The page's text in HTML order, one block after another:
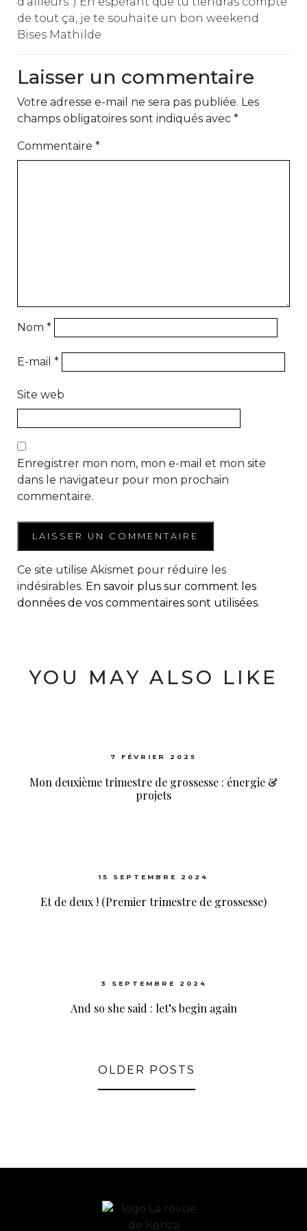
de tout ça, je te souhaite un bon weekend
Bises Mathilde
Laisser un commentaire
Votre adresse e-mail ne sera pas publiée. Les
champs obligatoires sont indiqués avec *
Commentaire *
Nom *
E-mail *
Site web
Enregistrer mon nom, mon e-mail et mon site
dans le navigateur pour mon prochain
commentaire.
Ce site utilise Akismet pour réduire les
indésirables. En savoir plus sur comment les
données de vos commentaires sont utilisées.
YOU MAY ALSO LIKE
7 FÉVRIER 2025
Mon deuxième trimestre de grossesse : énergie &
projets
15 SEPTEMBRE 2024
Et de deux ! (Premier trimestre de grossesse)
3 SEPTEMBRE 2024
And so she said : let’s begin again
OLDER POSTS